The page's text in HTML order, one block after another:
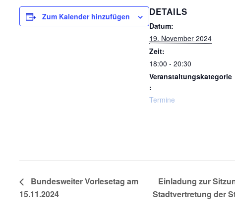
Zum Kalender hinzufügen DETAILS
Datum:
19. November 2024
Zeit:
18:00 - 20:30
Veranstaltungskategorie
:
Termine
Bundesweiter Vorlesetag am
15.11.2024
Einladung zur
Stadtvertretung der